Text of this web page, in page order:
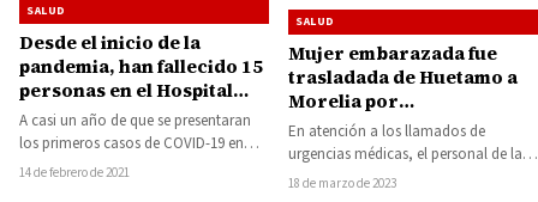
SALUD
Desde el inicio de la
pandemia, han fallecido 15
personas en el Hospital
Rural del IMSS Bienestar
de Huetamo y 40 personas
han superado el COVID-19
A casi un año de que se presentaran
los primeros casos de COVID-19 en
Huetamo y la región…
14 de febrero de 2021
SALUD
Mujer embarazada fue
trasladada de Huetamo a
Morelia por
complicaciones cardíacas
En atención a los llamados de
urgencias médicas, el personal de la
Dirección de Servicios Aéreos de la…
18 de marzo de 2023